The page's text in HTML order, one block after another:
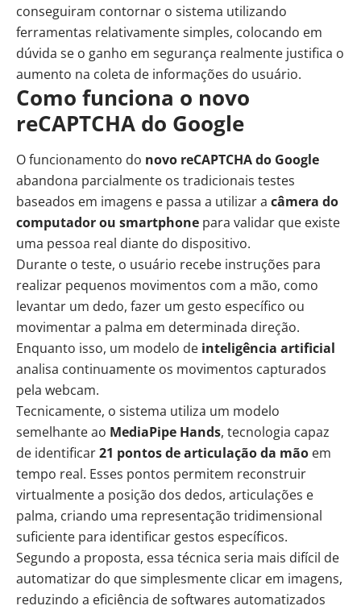
conseguiram contornar o sistema utilizando
ferramentas relativamente simples, colocando em
dúvida se o ganho em segurança realmente justifica o
aumento na coleta de informações do usuário.
Como funciona o novo
reCAPTCHA do Google
O funcionamento do novo reCAPTCHA do Google
abandona parcialmente os tradicionais testes
baseados em imagens e passa a utilizar a câmera do
computador ou smartphone para validar que existe
uma pessoa real diante do dispositivo.
Durante o teste, o usuário recebe instruções para
realizar pequenos movimentos com a mão, como
levantar um dedo, fazer um gesto específico ou
movimentar a palma em determinada direção.
Enquanto isso, um modelo de inteligência artificial
analisa continuamente os movimentos capturados
pela webcam.
Tecnicamente, o sistema utiliza um modelo
semelhante ao MediaPipe Hands, tecnologia capaz
de identificar21 pontos de articulação da mão em
tempo real. Esses pontos permitem reconstruir
virtualmente a posição dos dedos, articulações e
palma, criando uma representação tridimensional
suficiente para identificar gestos específicos.
Segundo a proposta, essa técnica seria mais difícil de
automatizar do que simplesmente clicar em imagens,
reduzindo a eficiência de softwares automatizados